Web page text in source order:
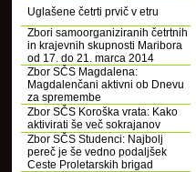
Uglašene četrti prvič v etru
Zbori samoorganiziranih četrtnih
in krajevnih skupnosti Maribora
od 17. do 21. marca 2014
Zbor SČS Magdalena:
Magdalenčani aktivni ob Dnevu
za spremembe
Zbor SČS Koroška vrata: Kako
aktivirati še več sokrajanov
Zbor SČS Studenci: Najbolj
pereč je še vedno podaljšek
Ceste Proletarskih brigad